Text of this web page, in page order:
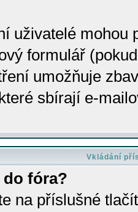
uživatelé mohou
formulář
umožňuje
sbírají e-
Vkládání
do fóra?
na příslušné